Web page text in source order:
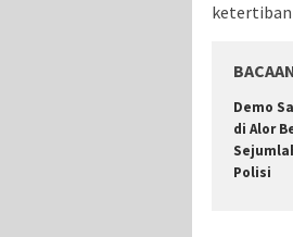
ketertiban
Demo
di Alor
Polisi